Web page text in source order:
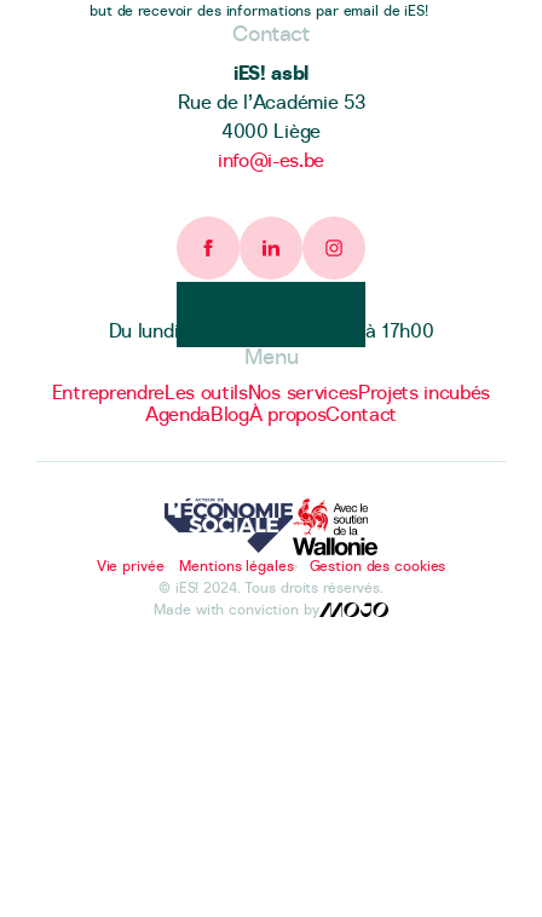
but de recevoir des informations par email de iES!
Contact
iES! asbl
Rue de l’Académie 53
4000 Liège
info@i-es.be
Facebook page
Linkedin pageInstagram page
Heures d'ouverture
Du lundi au vendredi de 9h00 à 17h00
Menu
EntreprendreLes outilsNos servicesProjets incubés
AgendaBlogÀ proposContact
Vie privée Mentions légales
Gestion des cookies
© iES! 2024. Tous droits réservés.
Made with conviction by